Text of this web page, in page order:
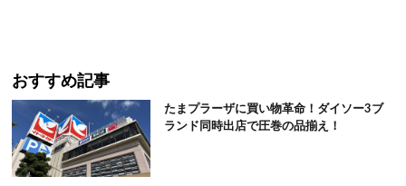
おすすめ記事
たまプラーザに買い物革命！ダイソー3ブ
ランド同時出店で圧巻の品揃え！